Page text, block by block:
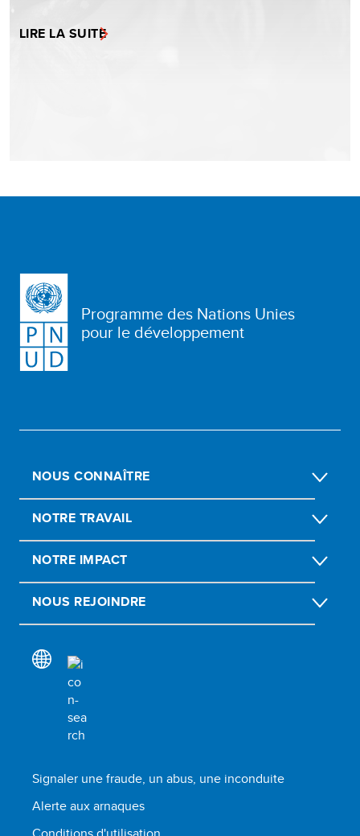
LIRE LA SUITE
Programme des Nations Unies
pour le développement
NOUS CONNAÎTRE
NOTRE TRAVAIL
NOTRE IMPACT
NOUS REJOINDRE
Signaler une fraude, un abus, une inconduite
Alerte aux arnaques